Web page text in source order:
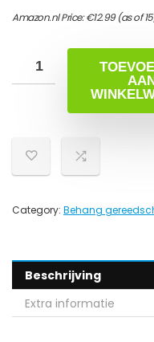
Amazon.nl Price:€12.99(as of
Category: Behang
Beschrijving
Extra informatie